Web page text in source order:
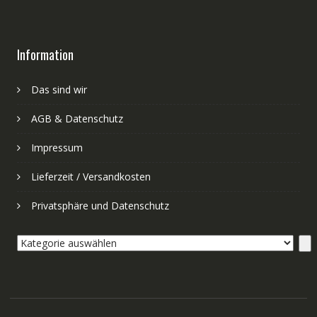
Information
Das sind wir
AGB & Datenschutz
Impressum
Lieferzeit / Versandkosten
Privatsphäre und Datenschutz
Kategorie